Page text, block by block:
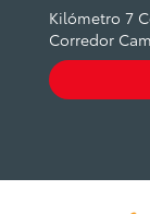
Kilómetro 7
Corredor